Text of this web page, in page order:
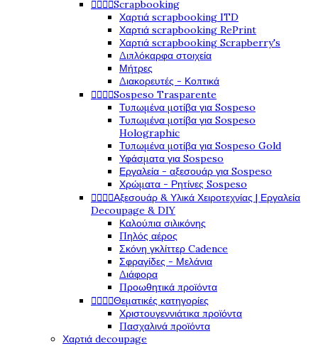
Scrapbooking
Χαρτιά scrapbooking ITD
Χαρτιά scrapbooking RePrint
Χαρτιά scrapbooking Scrapberry's
Διπλόκαρφα στοιχεία
Μήτρες
Διακορευτές - Κοπτικά
Sospeso Trasparente
Τυπωμένα μοτίβα για Sospeso
Τυπωμένα μοτίβα για Sospeso
Holographic
Τυπωμένα μοτίβα για Sospeso Gold
Υφάσματα για Sospeso
Εργαλεία - αξεσουάρ για Sospeso
Χρώματα - Ρητίνες Sospeso
Αξεσουάρ & Υλικά Χειροτεχνίας | Εργαλεία
Decoupage & DIY
Καλούπια σιλικόνης
Πηλός αέρος
Σκόνη γκλίττερ Cadence
Σφραγίδες - Μελάνια
Διάφορα
Προωθητικά προϊόντα
Θεματικές κατηγορίες
Χριστουγεννιάτικα προϊόντα
Πασχαλινά προϊόντα
Χαρτιά decoupage